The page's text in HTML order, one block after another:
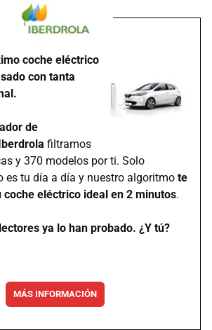
coche eléctrico
con tanta
de
filtramos
y 370 modelos por ti. Solo
es tu día a día y nuestro algoritmo te
eléctrico ideal en 2 minutos.
ya lo han probado. ¿Y tú?
MÁS INFORMACIÓN